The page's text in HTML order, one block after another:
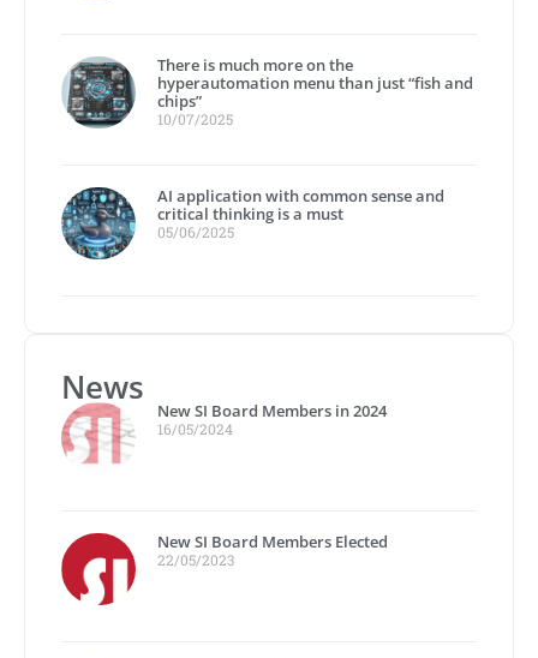
There is much more on the
hyperautomation menu than just “fish and
chips”
10/07/2025
AI application with common sense and
critical thinking is a must
05/06/2025
News
New SI Board Members in 2024
16/05/2024
New SI Board Members Elected
22/05/2023